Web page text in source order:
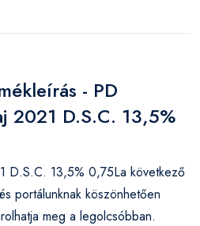
- PD
2021 D.S.C. 13,5%
D.S.C. 13,5% 0,75La következő
portálunknak köszönhetően
meg a legolcsóbban.